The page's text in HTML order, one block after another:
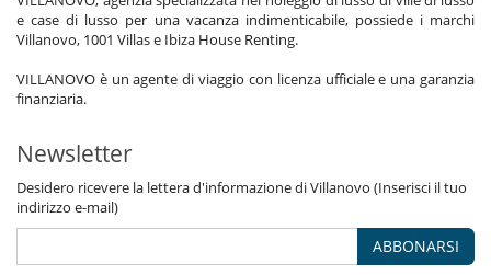
e case di lusso per una vacanza indimenticabile, possiede i marchi
Villanovo, 1001 Villas e Ibiza House Renting.
VILLANOVO è un agente di viaggio con licenza ufficiale e una garanzia
finanziaria.
Newsletter
Desidero ricevere la lettera d'informazione di Villanovo (Inserisci il tuo
indirizzo e-mail)
ABBONARSI